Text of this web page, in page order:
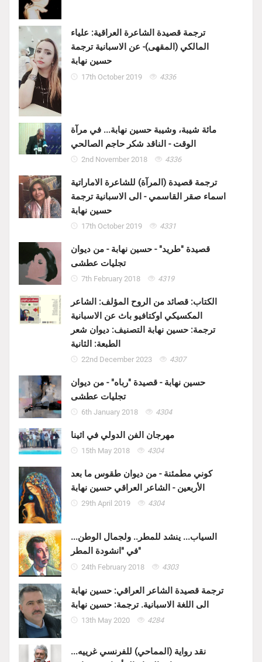
ترجمة قصيدة الشاعرة العراقية: علياء
المالكي (المقهى)- عن الاسبانية ترجمة
حسين نهابة
17th October 2019 4336
مائة شيبة، وشيبة حسين نهابة... في مرآة
الوقت - الناقد شكر حاجم الصالحي
2nd November 2018 4336
ترجمة قصيدة (المرآة) للشاعرة الاماراتية
اسماء صقر القاسمي - الى الاسبانية ترجمة
حسين نهابة
17th October 2019 4331
قصيدة "طريد" - حسين نهابة - من ديوان
تجليات عطشى
7th February 2018 4319
الكتاب: قصائد من الروح المؤلف: الشاعر
المكسيكي اوكتافيو باث عن الاسبانية
ترجمة: حسين نهابة التصنيف: ديوان شعر
الطبعة: الثانية
22nd December 2023 4307
حسين نهابة - قصيدة "رباه" - من ديوان
تجليات عطشى
6th January 2018 4304
مهرجان الفن الدولي في اثينا
15th May 2018 4304
كوني مطمئنة - من ديوان طقوس ما بعد
الأربعين - الشاعر العراقي حسين نهابة
29th April 2019 4304
السياب... ينشد للمطر.. ولجمال الوطن...
في "انشودة المطر"
24th February 2018 4303
ترجمة قصيدة الشاعر العراقي: حسين نهابة
الى اللغة الاسبانية. ترجمة: حسين نهابة
13th May 2020 4284
نقد رواية (المماحي) للفرنسي غرييه...